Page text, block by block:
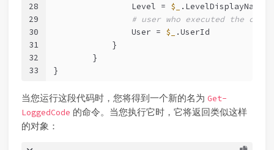
28
29
30
31
32
33
                Level =
$_
.LevelDisplayName
# user who executed the code
                User =
$_
.UserId
            }
        }
}
当您运行这段代码时，您将得到一个新的名为 Get-
LoggedCode 的命令。当您执行它时，它将返回类似这样
的对象：